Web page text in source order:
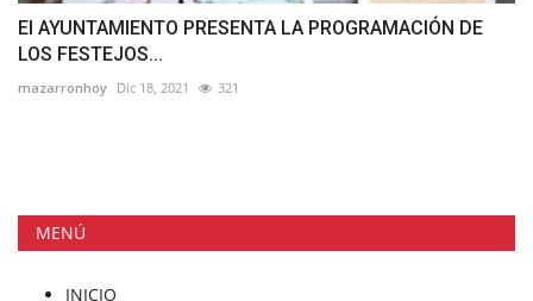
El AYUNTAMIENTO PRESENTA LA PROGRAMACIÓN DE
LOS FESTEJOS...
mazarronhoy Dic 18, 2021 321
MENÚ
INICIO